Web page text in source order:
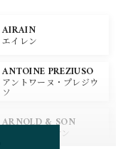
BREGUET
ブレゲ
BREITLING
ブライトリング
ZENITH
AIRAIN
エイレン
ANTOINE PREZIUSO
アントワーヌ・プレジウ
ソ
ARNOLD & SON
アーノルド&サン